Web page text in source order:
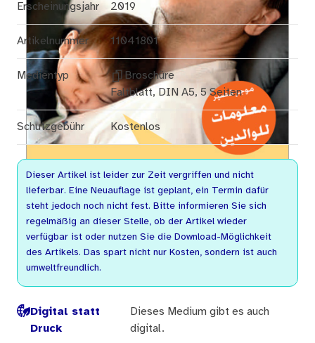
Erscheinungsjahr 2019
Artikelnummer 11041801
Medientyp
Broschüre
Faltblatt, DIN A5, 5 Seiten
Schutzgebühr Kostenlos
Dieser Artikel ist leider zur Zeit vergriffen und nicht
lieferbar. Eine Neuauflage ist geplant, ein Termin dafür
steht jedoch noch nicht fest. Bitte informieren Sie sich
regelmäßig an dieser Stelle, ob der Artikel wieder
verfügbar ist oder nutzen Sie die Download-Möglichkeit
des Artikels. Das spart nicht nur Kosten, sondern ist auch
umweltfreundlich.
Digital statt
Druck
Dieses Medium gibt es auch
digital.